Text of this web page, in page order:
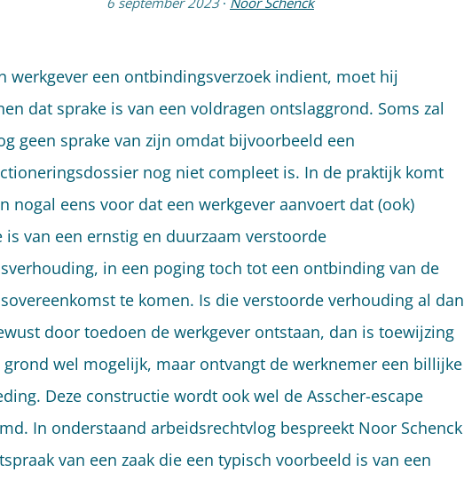
werkgever een ontbindingsverzoek indient, moet hij
dat sprake is van een voldragen ontslaggrond. Soms zal
geen sprake van zijn omdat bijvoorbeeld een
nog niet compleet is. In de praktijk komt
nogal eens voor dat een werkgever aanvoert dat (ook)
is van een ernstig en duurzaam verstoorde
in een poging toch tot een ontbinding van de
te komen. Is die verstoorde verhouding al dan
door toedoen de werkgever ontstaan, dan is toewijzing
grond wel mogelijk, maar ontvangt de werknemer een billijke
Deze constructie wordt ook wel de Asscher-escape
In onderstaand arbeidsrechtvlog bespreekt Noor Schenck
van een zaak die een typisch voorbeeld is van een